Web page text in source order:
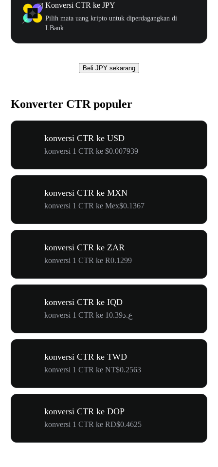
Konversi CTR ke JPY
Pilih mata uang kripto untuk diperdagangkan di
LBank.
Beli JPY sekarang
Konverter CTR populer
konversi CTR ke USD
konversi 1 CTR ke $0.007939
konversi CTR ke MXN
konversi 1 CTR ke Mex$0.1367
konversi CTR ke ZAR
konversi 1 CTR ke R0.1299
konversi CTR ke IQD
konversi 1 CTR ke ع.د10.39
konversi CTR ke TWD
konversi 1 CTR ke NT$0.2563
konversi CTR ke DOP
konversi 1 CTR ke RD$0.4625